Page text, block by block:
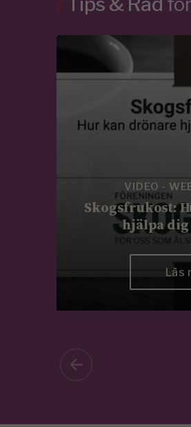
VIDEO -
Skogsfrukost:
hjälpa dig
Läs